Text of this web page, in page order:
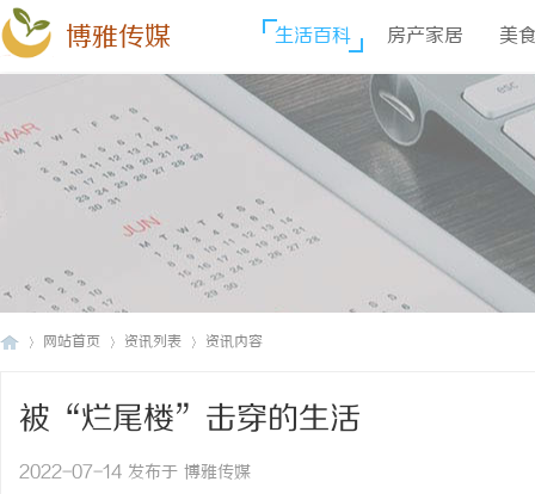
博雅传媒 生活百科 房产家居 美
网站首页 资讯列表 资讯内容
被“烂尾楼”击穿的生活
2022-07-14 发布于 博雅传媒